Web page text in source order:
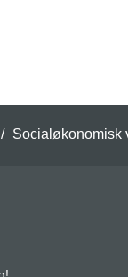
/ Socialøkonomisk